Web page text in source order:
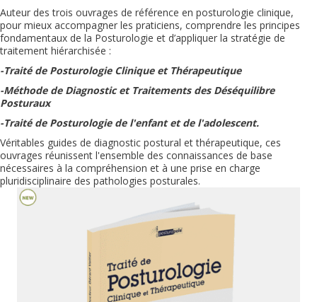
Auteur des trois ouvrages de référence en posturologie clinique,
pour mieux accompagner les praticiens, comprendre les principes
fondamentaux de la Posturologie et d’appliquer la stratégie de
traitement hiérarchisée :
-Traité de Posturologie Clinique et Thérapeutique
-Méthode de Diagnostic et Traitements des Déséquilibre
Posturaux
-Traité de Posturologie de l'enfant et de l'adolescent.
Véritables guides de diagnostic postural et thérapeutique, ces
ouvrages réunissent l'ensemble des connaissances de base
nécessaires à la compréhension et à une prise en charge
pluridisciplinaire des pathologies posturales.